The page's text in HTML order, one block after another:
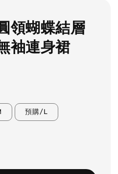
領蝴蝶結層
袖連身裙
預購/L